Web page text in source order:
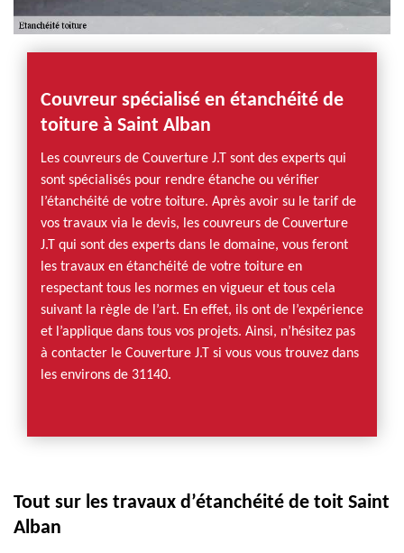
Couvreur spécialisé en étanchéité de
toiture à Saint Alban
Les couvreurs de Couverture J.T sont des experts qui
sont spécialisés pour rendre étanche ou vérifier
l’étanchéité de votre toiture. Après avoir su le tarif de
vos travaux via le devis, les couvreurs de Couverture
J.T qui sont des experts dans le domaine, vous feront
les travaux en étanchéité de votre toiture en
respectant tous les normes en vigueur et tous cela
suivant la règle de l’art. En effet, ils ont de l’expérience
et l’applique dans tous vos projets. Ainsi, n’hésitez pas
à contacter le Couverture J.T si vous vous trouvez dans
les environs de 31140.
Tout sur les travaux d’étanchéité de toit Saint
Alban